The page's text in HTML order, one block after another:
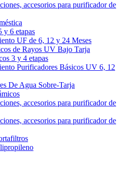
accesorios para purificador de
y 6 etapas
UF de 6, 12 y 24 Meses
de Rayos UV Bajo Tarja
3 y 4 etapas
Purificadores Básicos UV 6, 12
De Agua Sobre-Tarja
accesorios para purificador de
accesorios para purificador de